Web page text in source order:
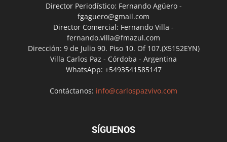
Director Periodístico: Fernando Agüero -
fgaguero@gmail.com
Director Comercial: Fernando Villa -
fernando.villa@fmazul.com
Dirección: 9 de Julio 90. Piso 10. Of 107.(X5152EYN)
Villa Carlos Paz - Córdoba - Argentina
WhatsApp: +5493541585147
Contáctanos: info@carlospazvivo.com
SÍGUENOS